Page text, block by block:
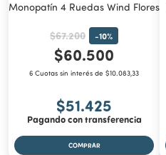
Monopatín 4 Ruedas Wind Flores
$67.200 -10%
$60.500
6 Cuotas sin interés de $10.083,33
$51.425
Pagando con transferencia